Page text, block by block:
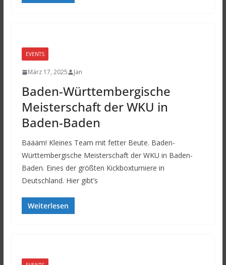
EVENTS
März 17, 2025 Jan
Baden-Württembergische
Meisterschaft der WKU in
Baden-Baden
Bäääm! Kleines Team mit fetter Beute. Baden-
Württembergische Meisterschaft der WKU in Baden-
Baden. Eines der größten Kickboxturniere in
Deutschland. Hier gibt’s
Weiterlesen